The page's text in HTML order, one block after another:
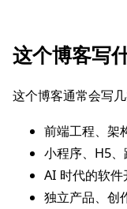
这个博客写
这个博客通常会写几
前端工程、架
小程序、H5、
AI 时代的软件
独立产品、创